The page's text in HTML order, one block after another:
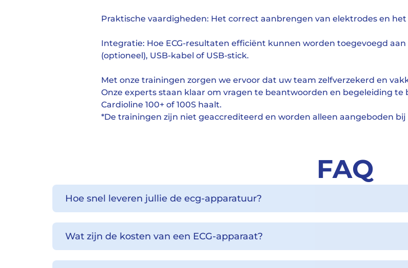
Praktische vaardigheden: Het correct aanbrengen van elektrodes en
Integratie: Hoe ECG-resultaten efficiënt kunnen worden toegevoegd
(optioneel), USB-kabel of USB-stick.
Met onze trainingen zorgen we ervoor dat uw team zelfverzekerd en
Onze experts staan klaar om vragen te beantwoorden en begeleiding
Cardioline 100+ of 100S haalt.
*De trainingen zijn niet geaccrediteerd en worden alleen aangeboden
FAQ
Hoe snel leveren jullie de ecg-apparatuur?
Wat zijn de kosten van een ECG-apparaat?